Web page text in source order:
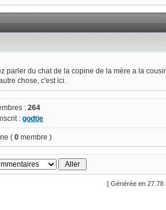
parler du chat de la copine de la mère a la
chose, c'est ici.
: 264
: godtje
( 0 membre )
[ Générée en